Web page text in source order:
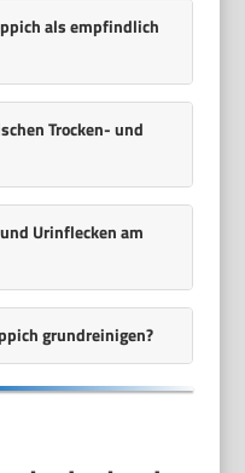
als empfindlich
Trocken- und
Urinflecken am
grundreinigen?